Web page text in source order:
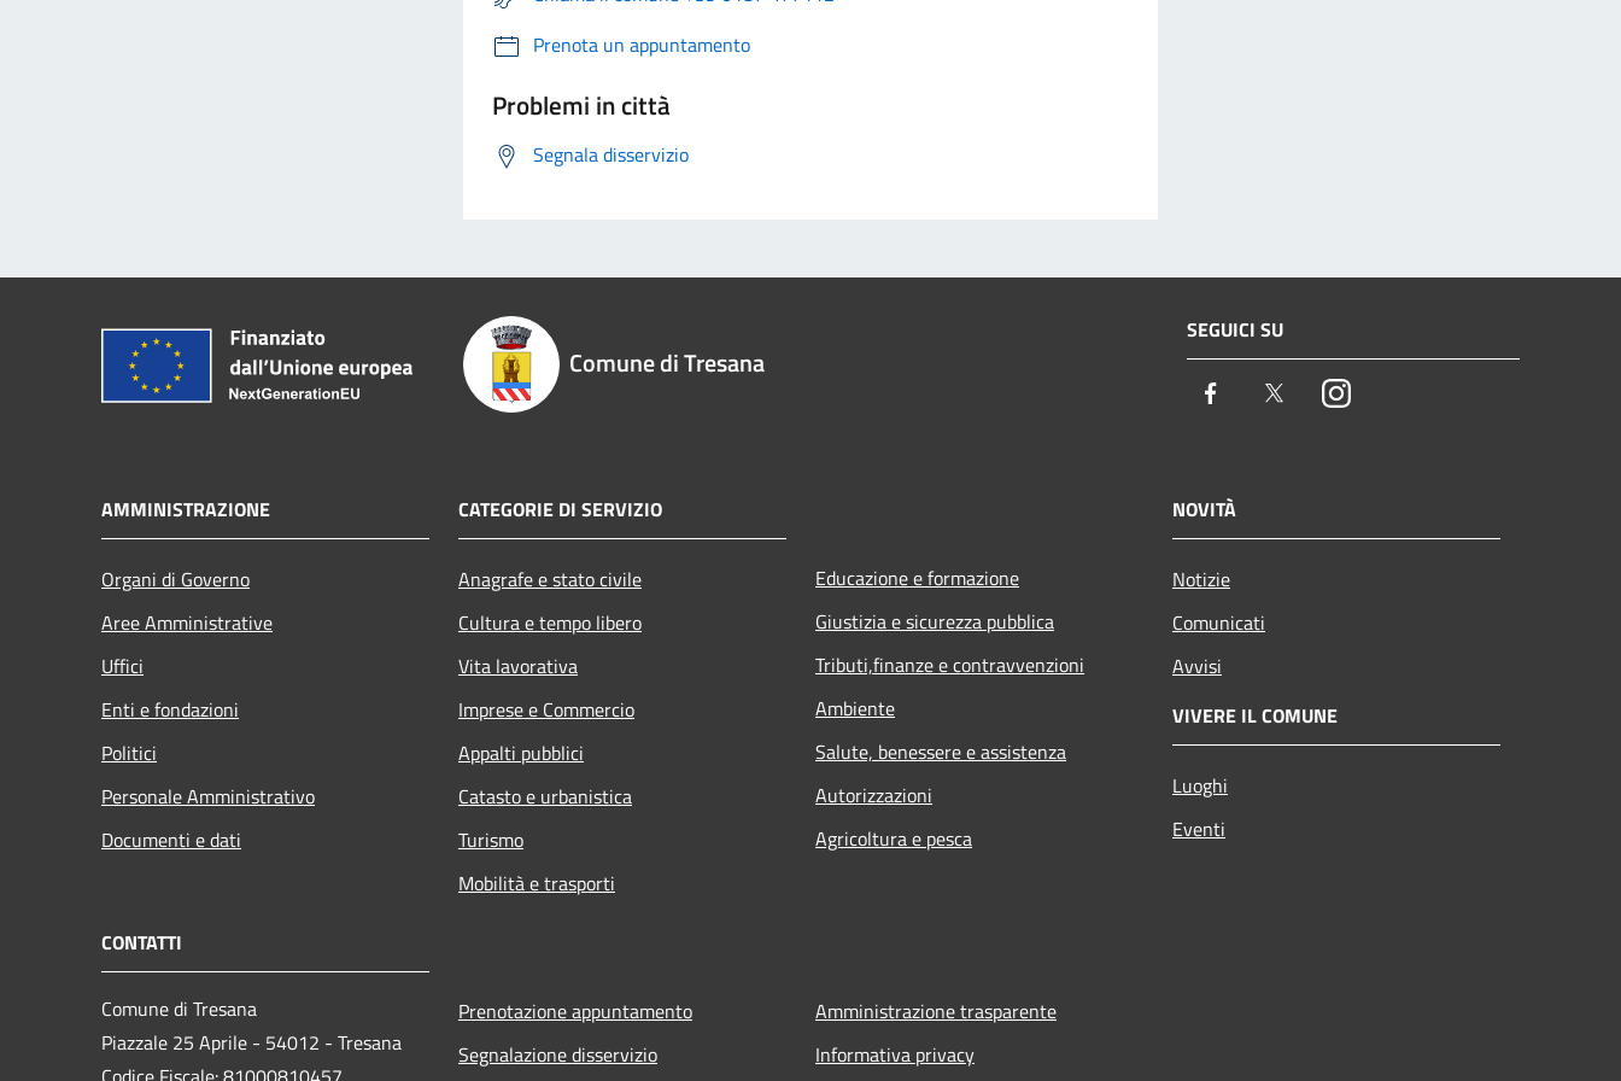
Prenota un appuntamento
Problemi in città
Segnala disservizio
Comune di Tresana
SEGUICI SU
Facebook TwitterInstagram
AMMINISTRAZIONE
Organi di Governo
Aree Amministrative
Uffici
Enti e fondazioni
Politici
Personale Amministrativo
Documenti e dati
CATEGORIE DI SERVIZIO
Anagrafe e stato civile
Cultura e tempo libero
Vita lavorativa
Imprese e Commercio
Appalti pubblici
Catasto e urbanistica
Turismo
Mobilità e trasporti
Educazione e formazione
Giustizia e sicurezza pubblica
Tributi,finanze e contravvenzioni
Ambiente
Salute, benessere e assistenza
Autorizzazioni
Agricoltura e pesca
NOVITÀ
Notizie
Comunicati
Avvisi
VIVERE IL COMUNE
Luoghi
Eventi
CONTATTI
Comune di Tresana
Piazzale 25 Aprile - 54012 - Tresana
Prenotazione appuntamento
Segnalazione disservizio
Amministrazione trasparente
Informativa privacy